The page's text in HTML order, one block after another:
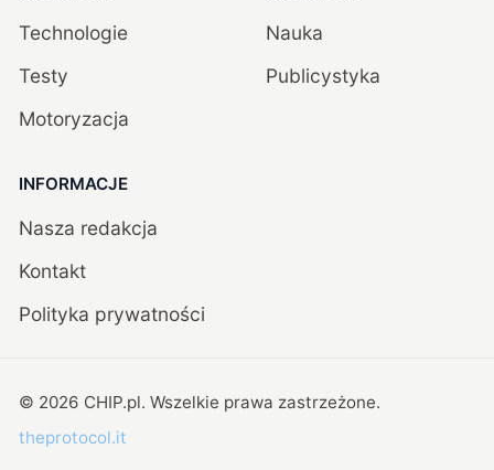
Technologie
Testy
Motoryzacja
Nauka
Publicystyka
INFORMACJE
Nasza redakcja
Kontakt
Polityka prywatności
© 2026 CHIP.pl. Wszelkie prawa zastrzeżone.
theprotocol.it